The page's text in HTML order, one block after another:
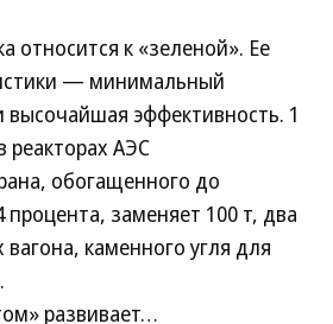
относится к «зеленой». Ее
— минимальный
высочайшая эффективность. 1
реакторах АЭС
обогащенного до
процента, заменяет 100 т, два
каменного угля для
развивает…